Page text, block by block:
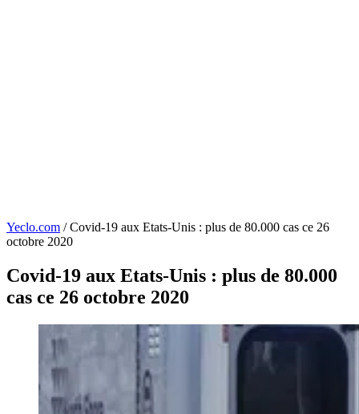
Yeclo.com / Covid-19 aux Etats-Unis : plus de 80.000 cas ce 26
octobre 2020
Covid-19 aux Etats-Unis : plus de 80.000
cas ce 26 octobre 2020